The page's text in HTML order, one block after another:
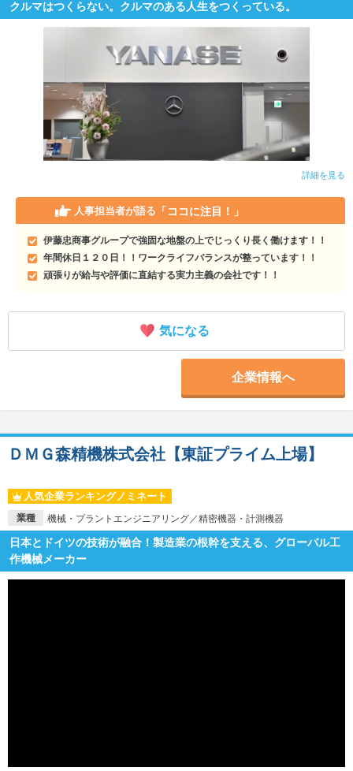
クルマはつくらない。クルマのある人生をつくっている。
詳細を見る
人事担当者が語る 「ココに注目！」
伊藤忠商事グループで強固な地盤の上でじっくり長く働けます！！
年間休日１２０日！！ワークライフバランスが整っています！！
頑張りが給与や評価に直結する実力主義の会社です！！
気になる
企業情報へ
業種 機械・プラントエンジニアリング／精密機器・計測機器
ＤＭＧ森精機株式会社【東証プライム上場】
人気企業ランキングノミネート
日本とドイツの技術が融合！製造業の根幹を支える、グローバル工
作機械メーカー